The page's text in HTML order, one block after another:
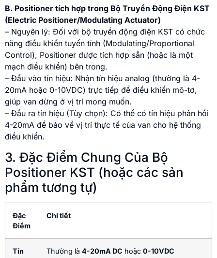
B. Positioner tích hợp trong Bộ Truyền Động Điện KST
(Electric Positioner/Modulating Actuator)
– Nguyên lý: Đối với bộ truyền động điện KST có chức
năng điều khiển tuyến tính (Modulating/Proportional
Control), Positioner được tích hợp sẵn (hoặc là một
mạch điều khiển) bên trong.
– Đầu vào tín hiệu: Nhận tín hiệu analog (thường là 4-
20mA hoặc 0-10VDC) trực tiếp để điều khiển mô-tơ,
giúp van dừng ở vị trí mong muốn.
– Đầu ra tín hiệu (Tùy chọn): Có thể có tín hiệu phản hồi
4-20mA để báo về vị trí thực tế của van cho hệ thống
điều khiển.
3. Đặc Điểm Chung Của Bộ
Positioner KST (hoặc các sản
phẩm tương tự)
Đặc
Điểm
Chi tiết
Tín
Thường là 4-20mA DC hoặc 0-10VDC